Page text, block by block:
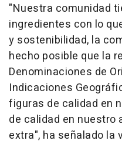
"Nuestra comunidad
ingredientes con lo
y sostenibilidad, la
hecho posible que la
Denominaciones de
Indicaciones
figuras de calidad en
de calidad en nuestro
extra", ha señalado la